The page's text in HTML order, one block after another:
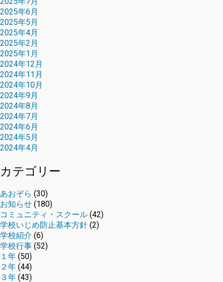
2025年6月
2025年5月
2025年4月
2025年2月
2025年1月
2024年12月
2024年11月
2024年10月
2024年9月
2024年8月
2024年7月
2024年6月
2024年5月
2024年4月
カテゴリー
あおぞら (30)
お知らせ (180)
コミュニティ・スクール (42)
学校いじめ防止基本方針 (2)
学校紹介 (6)
学校行事 (52)
１年 (50)
２年 (44)
３年 (43)